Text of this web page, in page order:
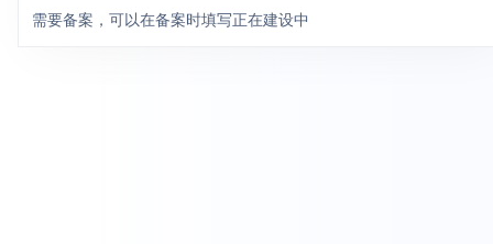
需要备案，可以在备案时填写正在建设中